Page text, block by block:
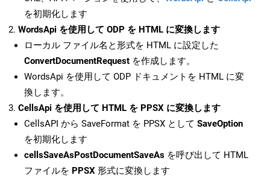
を初期化します
WordsApi を使用して ODP を HTML に変換します
ローカル ファイル名と形式を HTML に設定した
ConvertDocumentRequest を作成します。
WordsApi を使用して ODP ドキュメントを HTML に変
換します。
CellsApi を使用して HTML を PPSX に変換します
CellsAPI から SaveFormat を PPSX として SaveOption
を初期化します
cellsSaveAsPostDocumentSaveAs を呼び出して HTML
ファイルを PPSX 形式に変換します